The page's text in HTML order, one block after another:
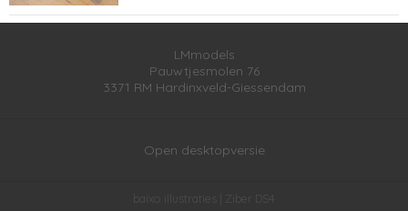
LMmodels
Pauwtjesmolen 76
3371 RM Hardinxveld-Giessendam
Open desktopversie
baixo illustraties | Ziber DS4